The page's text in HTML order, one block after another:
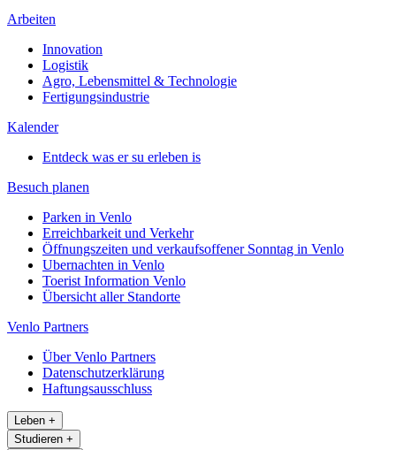
Arbeiten
Innovation
Logistik
Agro, Lebensmittel & Technologie
Fertigungsindustrie
Kalender
Entdeck was er su erleben is
Besuch planen
Parken in Venlo
Erreichbarkeit und Verkehr
Öffnungszeiten und verkaufsoffener Sonntag in Venlo
Ubernachten in Venlo
Toerist Information Venlo
Übersicht aller Standorte
Venlo Partners
Über Venlo Partners
Datenschutzerklärung
Haftungsausschluss
Leben +
Studieren +